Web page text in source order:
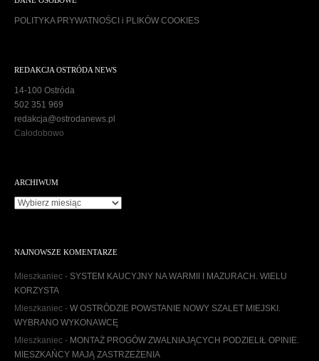
POLITYKA PRYWATNOŚCI i PLIKÓW COOKIES
REDAKCJA OSTRÓDA NEWS
14-100 Ostróda
502 351 969
redakcja@ostrodanews.pl
Całodobowo
ARCHIWUM
A
w
u
NAJNOWSZE KOMENTARZE
Mieszkaniec - SYSTEM KAUCYJNY NA WARMII I MAZURACH. WIELU
KORZYSTA
Mieszkaniec - W OSTRÓDZIE POWSTANIE NOWY SZALET MIEJSKI.
WYBRANO WYKONAWCĘ
Mieszkaniec - MONTAŻ PROGÓW ZWALNIAJĄCYCH PODZIELIŁ OPINIE.
MIESZKAŃCY MAJĄ ZASTRZEŻENIA